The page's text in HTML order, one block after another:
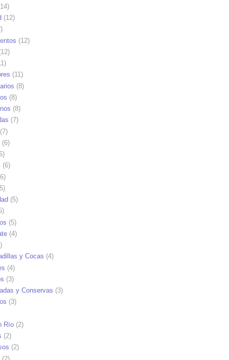
(12)
(12)
(11)
(8)
(8)
(8)
(7)
(7)
(6)
(6)
(5)
(5)
(4)
y Cocas (4)
(4)
(3)
y Conservas (3)
(3)
Río (2)
(2)
(2)